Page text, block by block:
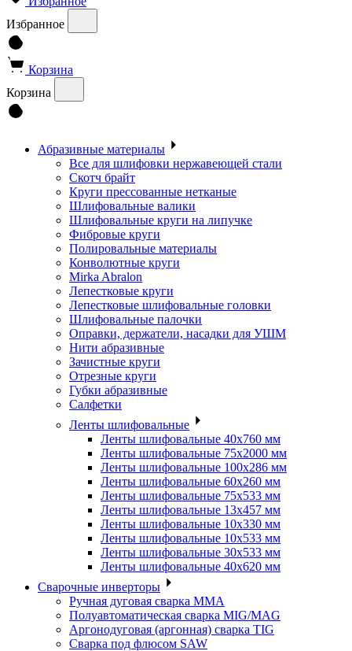
Избранное
Корзина
Корзина
Абразивные материалы
Все для шлифовки нержавеющей стали
Скотч брайт
Круги прессованные нетканые
Шлифовальные валики
Шлифовальные круги на липучке
Фибровые круги
Полировальные материалы
Конволютные круги
Mirka Abralon
Лепестковые круги
Лепестковые шлифовальные головки
Шлифовальные палочки
Оправки, держатели, насадки для УШМ
Нити абразивные
Зачистные круги
Отрезные круги
Губки абразивные
Салфетки
Ленты шлифовальные
Ленты шлифовальные 40х760 мм
Ленты шлифовальные 75х2000 мм
Ленты шлифовальные 100х286 мм
Ленты шлифовальные 60х260 мм
Ленты шлифовальные 75х533 мм
Ленты шлифовальные 13х457 мм
Ленты шлифовальные 10х330 мм
Ленты шлифовальные 10х533 мм
Ленты шлифовальные 30х533 мм
Ленты шлифовальные 40х620 мм
Сварочные инверторы
Ручная дуговая сварка MMA
Полуавтоматическая сварка MIG/MAG
Аргонодуговая (аргонная) сварка TIG
Сварка под флюсом SAW